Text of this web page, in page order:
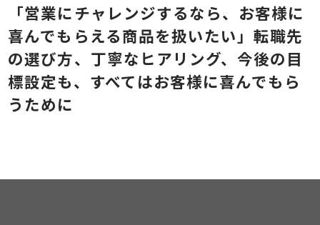
「営業にチャレンジするなら、お客様に
喜んでもらえる商品を扱いたい」転職先
の選び方、丁寧なヒアリング、今後の目
標設定も、すべてはお客様に喜んでもら
うために